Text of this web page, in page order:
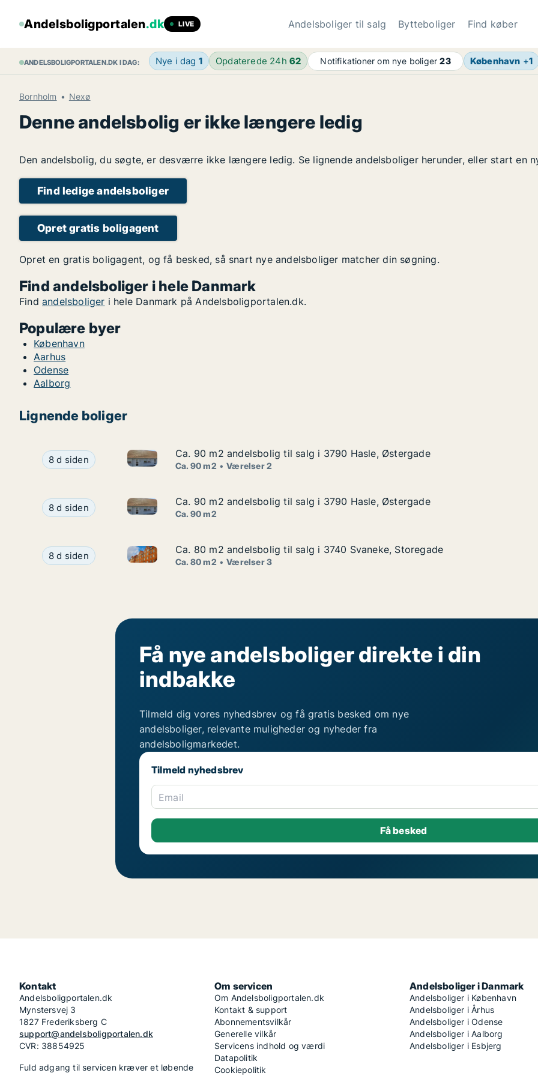
Andelsboligportalen.dk LIVE Andelsboliger til salg Bytteboliger Find køber
ANDELSBOLIGPORTALEN.DK I DAG: Nye i dag 1 Opdaterede 24h62 Notifikationer om nye boliger23 København +1
Bornholm Nexø
Denne andelsbolig er ikke længere ledig
Den andelsbolig, du søgte, er desværre ikke længere ledig. Se lignende andelsboliger herunder, eller start en
Find ledige andelsboliger
Opret gratis boligagent
Opret en gratis boligagent, og få besked, så snart nye andelsboliger matcher din søgning.
Find andelsboliger i hele Danmark
Find andelsboliger i hele Danmark på Andelsboligportalen.dk.
Populære byer
København
Aarhus
Odense
Aalborg
Lignende boliger
Ca. 90 m2 andelsbolig til salg i 3790 Hasle, Østergade
8 d siden Ca. 90 m2 andelsbolig til salg i 3790 Hasle, Østergade
Ca. 90 m2 andelsbolig til salg i 3790 Hasle, Østergade
Ca. 90 m2 andelsbolig til salg i 3790 Hasle, Østergade
Ca. 90 m2 Værelser 2
Ca. 90 m2 andelsbolig til salg i 3790 Hasle, Østergade
8 d siden Ca. 90 m2 andelsbolig til salg i 3790 Hasle, Østergade
Ca. 90 m2 andelsbolig til salg i 3790 Hasle, Østergade
Ca. 90 m2 andelsbolig til salg i 3790 Hasle, Østergade
Ca. 90 m2
Ca. 80 m2 andelsbolig til salg i 3740 Svaneke, Storegade
8 d siden Ca. 80 m2 andelsbolig til salg i 3740 Svaneke, Storegade
Ca. 80 m2 andelsbolig til salg i 3740 Svaneke, Storegade
Ca. 80 m2 andelsbolig til salg i 3740 Svaneke, Storegade
Ca. 80 m2 Værelser 3
Få nye andelsboliger direkte i din
indbakke
Tilmeld dig vores nyhedsbrev og få gratis besked om nye
andelsboliger, relevante muligheder og nyheder fra
andelsboligmarkedet.
Tilmeld nyhedsbrev
Email
Kontakt
Andelsboligportalen.dk
Mynstersvej 3
1827 Frederiksberg C
support@andelsboligportalen.dk
CVR: 38854925
Fuld adgang til servicen kræver et løbende
Om servicen
Om Andelsboligportalen.dk
Kontakt & support
Abonnementsvilkår
Generelle vilkår
Servicens indhold og værdi
Datapolitik
Cookiepolitik
Andelsboliger i Danmark
Andelsboliger i København
Andelsboliger i Århus
Andelsboliger i Odense
Andelsboliger i Aalborg
Andelsboliger i Esbjerg